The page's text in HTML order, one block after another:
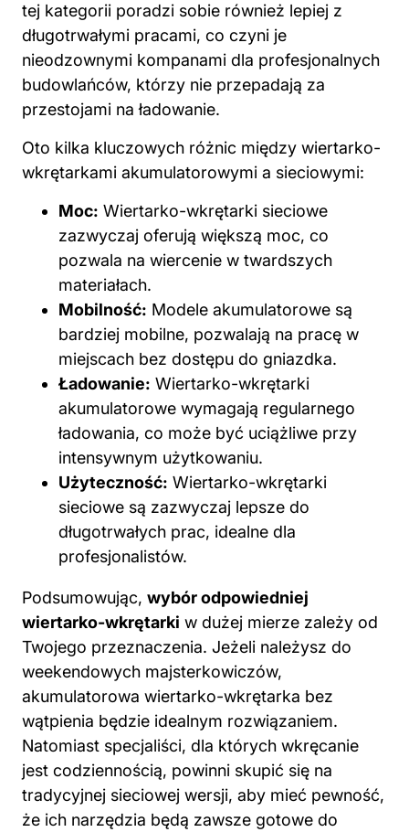
tej kategorii poradzi sobie również lepiej z
długotrwałymi pracami, co czyni je
nieodzownymi kompanami dla profesjonalnych
budowlańców, którzy nie przepadają za
przestojami na ładowanie.
Oto kilka kluczowych różnic między wiertarko-
wkrętarkami akumulatorowymi a sieciowymi:
Moc: Wiertarko-wkrętarki sieciowe
zazwyczaj oferują większą moc, co
pozwala na wiercenie w twardszych
materiałach.
Mobilność: Modele akumulatorowe są
bardziej mobilne, pozwalają na pracę w
miejscach bez dostępu do gniazdka.
Ładowanie: Wiertarko-wkrętarki
akumulatorowe wymagają regularnego
ładowania, co może być uciążliwe przy
intensywnym użytkowaniu.
Użyteczność: Wiertarko-wkrętarki
sieciowe są zazwyczaj lepsze do
długotrwałych prac, idealne dla
profesjonalistów.
Podsumowując, wybór odpowiedniej
wiertarko-wkrętarki w dużej mierze zależy od
Twojego przeznaczenia. Jeżeli należysz do
weekendowych majsterkowiczów,
akumulatorowa wiertarko-wkrętarka bez
wątpienia będzie idealnym rozwiązaniem.
Natomiast specjaliści, dla których wkręcanie
jest codziennością, powinni skupić się na
tradycyjnej sieciowej wersji, aby mieć pewność,
że ich narzędzia będą zawsze gotowe do